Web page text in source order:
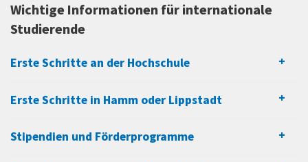
Wichtige Informationen für internationale
Studierende
Erste Schritte an der Hochschule
Erste Schritte in Hamm oder Lippstadt
Stipendien und Förderprogramme